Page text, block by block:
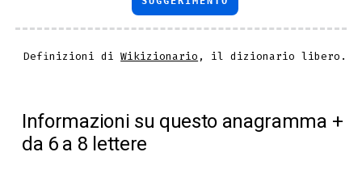
Definizioni diWikizionario , il dizionario libero.
Informazioni su questo anagramma +
da 6 a 8 lettere